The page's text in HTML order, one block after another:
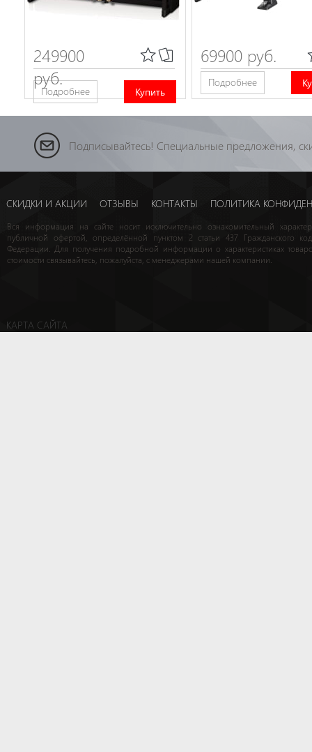
249900
руб.
Подробнее Купить
69900 руб.
Подробнее
Подписывайтесь! Специальные предложения,
КАРТА САЙТА
СКИДКИ И АКЦИИ ОТЗЫВЫ КОНТАКТЫ ПОЛИТИКА
Вся информация на сайте носит исключительно ознакомительный
публичной офертой, определённой пунктом 2 статьи 437 Гражданского
Федерации. Для получения подробной информации о характеристиках
стоимости связывайтесь, пожалуйста, с менеджерами нашей компании.